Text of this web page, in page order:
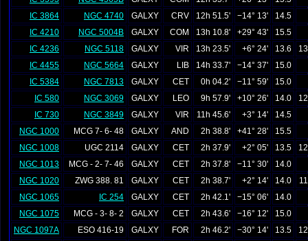
IC 3864
NGC 4740 GALXY CRV 12h 51.5' −14° 13'
14.5
IC 4210
NGC 5004B GALXY COM 13h 10.8' +29° 43'
15.5
IC 4236
NGC 5118 GALXY VIR 13h 23.5' +6° 24' 13.6
IC 4455
NGC 5664 GALXY LIB 14h 33.7' −14° 37'
15.0
IC 5384
NGC 7813 GALXY CET 0h 04.2' −11° 59'
15.0
IC 580
NGC 3069 GALXY LEO 9h 57.9' +10° 26' 14.0
IC 730
NGC 3849 GALXY VIR 11h 45.6' +3° 14'
14.5
NGC 1000
MCG 7- 6- 48 GALXY AND 2h 38.8' +41° 28'
15.5
NGC 1008
UGC 2114 GALXY CET 2h 37.9' +2° 05' 13.5
NGC 1013
MCG - 2- 7- 46 GALXY CET 2h 37.8' −11° 30'
14.0
NGC 1020
ZWG 388. 81 GALXY CET 2h 38.7' +2° 14' 14.0
NGC 1065
IC 254 GALXY CET 2h 42.1' −15° 06'
14.0
NGC 1075
MCG - 3- 8- 2 GALXY CET 2h 43.6' −16° 12'
15.0
NGC 1097A
ESO 416-19 GALXY FOR 2h 46.2' −30° 14' 13.5